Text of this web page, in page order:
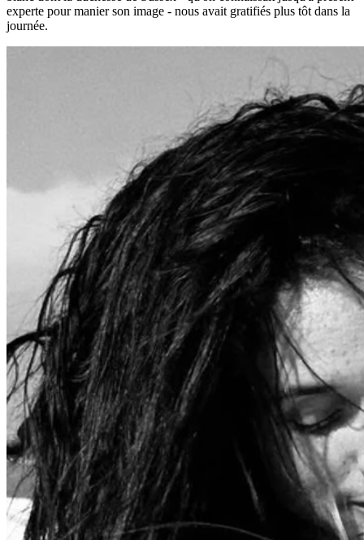
experte pour manier son image - nous avait gratifiés plus tôt dans la
journée.